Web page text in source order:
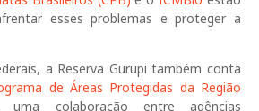
esses problemas e proteger a
a Reserva Gurupi também conta
de Áreas Protegidas da Região
uma colaboração entre agências